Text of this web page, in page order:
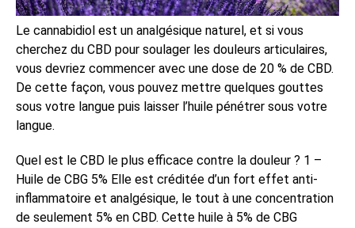
Le cannabidiol est un analgésique naturel, et si vous
cherchez du CBD pour soulager les douleurs articulaires,
vous devriez commencer avec une dose de 20 % de CBD.
De cette façon, vous pouvez mettre quelques gouttes
sous votre langue puis laisser l’huile pénétrer sous votre
langue.
Quel est le CBD le plus efficace contre la douleur ? 1 –
Huile de CBG 5% Elle est créditée d’un fort effet anti-
inflammatoire et analgésique, le tout à une concentration
de seulement 5% en CBD. Cette huile à 5% de CBG